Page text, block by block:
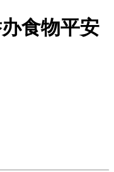
食物平安